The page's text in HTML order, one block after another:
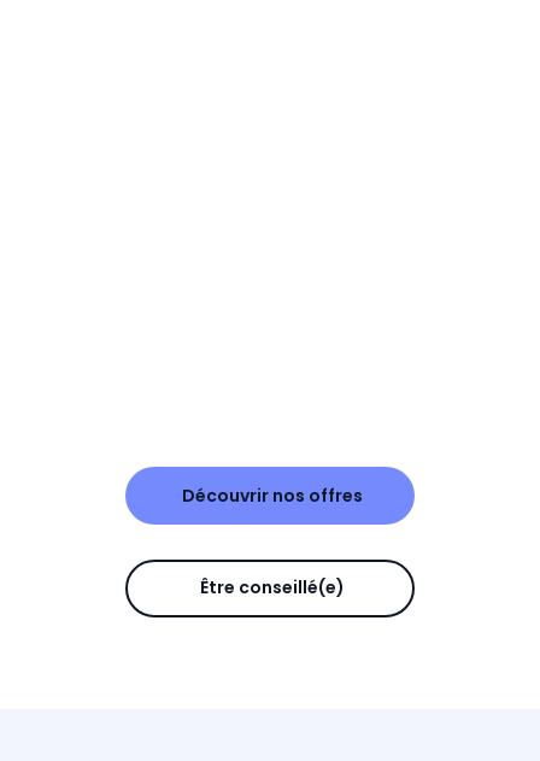
Découvrir nos offres
Être conseillé(e)